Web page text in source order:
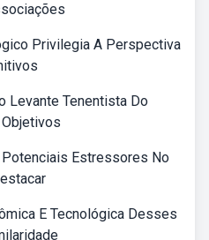
Privilegia A Perspectiva
Levante Tenentista Do
Estressores No
E Tecnológica Desses